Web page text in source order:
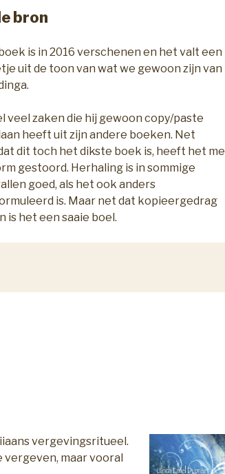
bron
is in 2016 verschenen en het valt een
uit de toon van wat we gewoon zijn van
veel zaken die hij gewoon copy/paste
heeft uit zijn andere boeken. Net
dit toch het dikste boek is, heeft het me
gestoord. Herhaling is in sommige
goed, als het ook anders
is. Maar net dat kopieergedrag
is het een saaie boel.
vergevingsritueel.
maar vooral